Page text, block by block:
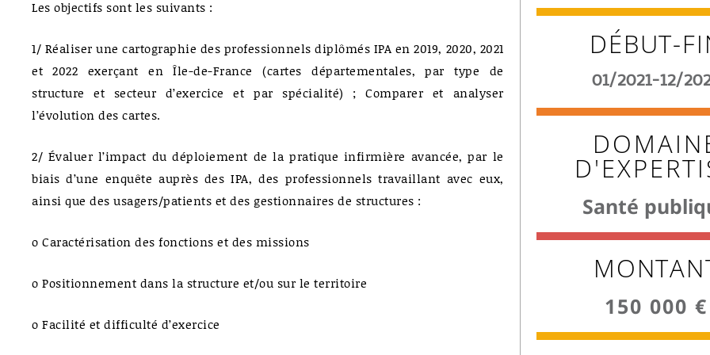
Les objectifs sont les suivants :
1/ Réaliser une cartographie des professionnels diplômés IPA en 2019, 2020, 2021
et 2022 exerçant en Île-de-France (cartes départementales, par type de
structure et secteur d’exercice et par spécialité) ; Comparer et analyser
l’évolution des cartes.
2/ Évaluer l’impact du déploiement de la pratique infirmière avancée, par le
biais d’une enquête auprès des IPA, des professionnels travaillant avec eux,
ainsi que des usagers/patients et des gestionnaires de structures :
o Caractérisation des fonctions et des missions
o Positionnement dans la structure et/ou sur le territoire
o Facilité et difficulté d’exercice
DÉBUT-
01/2021-12/
Santé
150 000 €